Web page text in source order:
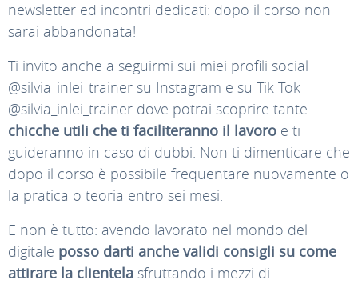
newsletter ed incontri dedicati: dopo il corso non
sarai abbandonata!
Ti invito anche a seguirmi sui miei profili social
@silvia_inlei_trainer su Instagram e su Tik Tok
@silvia_inlei_trainer dove potrai scoprire tante
chicche utili che ti faciliteranno il lavoro e ti
guideranno in caso di dubbi. Non ti dimenticare che
dopo il corso è possibile frequentare nuovamente o
la pratica o teoria entro sei mesi.
E non è tutto: avendo lavorato nel mondo del
digitale posso darti anche validi consigli su come
attirare la clientela sfruttando i mezzi di